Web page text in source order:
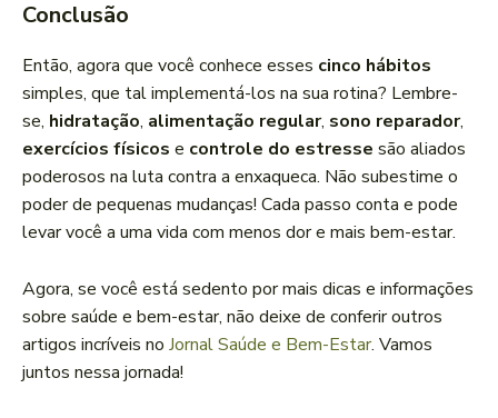
Conclusão
Então, agora que você conhece esses cinco hábitos
simples, que tal implementá-los na sua rotina? Lembre-
se, hidratação, alimentação regular, sono reparador,
exercícios físicos e controle do estresse são aliados
poderosos na luta contra a enxaqueca. Não subestime o
poder de pequenas mudanças! Cada passo conta e pode
levar você a uma vida com menos dor e mais bem-estar.
Agora, se você está sedento por mais dicas e informações
sobre saúde e bem-estar, não deixe de conferir outros
artigos incríveis no Jornal Saúde e Bem-Estar. Vamos
juntos nessa jornada!